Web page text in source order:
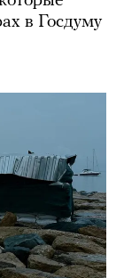
в Госдуму